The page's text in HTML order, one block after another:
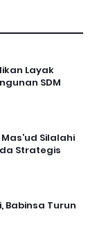
Layak
SDM
Silalahi
Strategis
Babinsa Turun